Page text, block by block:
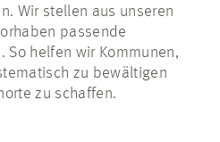
Wir stellen aus unseren
passende
So helfen wir Kommunen,
zu bewältigen
zu schaffen.